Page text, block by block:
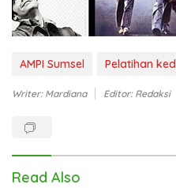
AMPI Sumsel Pelatihan
Writer: Mardiana Editor: Redaksi
Read Also